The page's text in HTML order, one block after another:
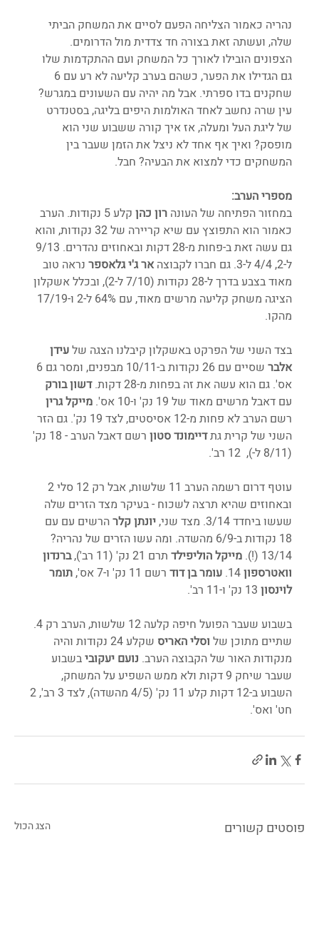
נהריה כאמור הצליחה הפעם לסיים את המשחק הביתי
שלה, ועשתה זאת בצורה חד צדדית מול הדרומים.
הצפונים הובילו לאורך כל המשחק ועם ההתקדמות שלו
שחקנים בדו ספרתי. אבל מה יהיה עם השעונים במגרש?
עין שרה נחשב לאחד האולמות היפים בליגה, בסטנדרט
של ליגת העל ומעלה, אז איך קורה ששבוע שני הוא
מופסק? ואיך אף אחד לא ניצל את הזמן שעבר בין
המשחקים כדי למצוא את הבעיה? חבל.
מספרי הערב:
במחזור הפתיחה של העונה רון כהן
קלע 5 נקודות. הערב
כאמור הוא התפוצץ עם שיא קריירה של 32 נקודות, והוא
ל-2, 4/4 ל-3. גם חברו לקבוצה
אר ג'י גלאספר נראה טוב
מאוד בצבע בדרך ל-28 נקודות (7/10 ל-2), ובכלל אשקלון
מהקו.
בצד השני של הפרקט באשקלון קיבלנו הצגה של עידן
אלבר
אס'. גם הוא עשה את זה בפחות מ-28 דקות.
דשון בורק
עם דאבל מרשים מאוד של 19 נק' ו-10 אס'.
מייקל גרין
רשם הערב לא פחות מ-12 אסיסטים, לצד 19 נק'. גם הזר
השני של קרית גת דיימונד סטון
רשם דאבל הערב - 18 נק'
(8/11 ל-),  12 רב'.
ובאחוזים שהיא תרצה לשכוח - בעיקר מצד הזרים שלה
שעשו ביחדד 3/14. מצד שני,
יונתן קלר הרשים עם עם
18 נקודות ב-6/9 מהשדה. ומה עשו הזרים של נהריה?
13/14 (!).
מייקל הוליפילד תרם 21 נק' (11 רב'),
ברנדון
וואטרספון 14. עומר בן דוד רשם 11 נק' ו-7 אס',
תומר
לוינסון
בשבוע שעבר הפועל חיפה קלעה 12 שלשות, הערב רק 4.
שתיים מתוכן של וסלי האריס
שקלע 24 נקודות והיה
מנקודות האור של הקבוצה הערב. נועם יעקובי בשבוע
שעבר שיחק 9 דקות ולא ממש השפיע על המשחק,
חט' ואס'.
פוסטים קשורים הצג הכול